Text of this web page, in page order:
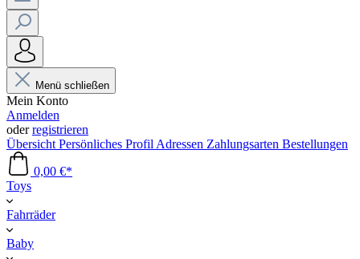
Menü schließen
Mein Konto
Anmelden
oderregistrieren
Übersicht Persönliches Profil Adressen Zahlungsarten Bestellungen
0,00 €*
Toys
Fahrräder
Baby